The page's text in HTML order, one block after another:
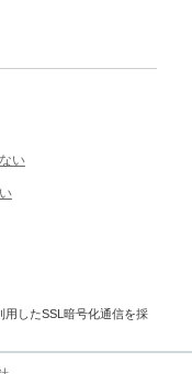
い
用したSSL暗号化通信を採